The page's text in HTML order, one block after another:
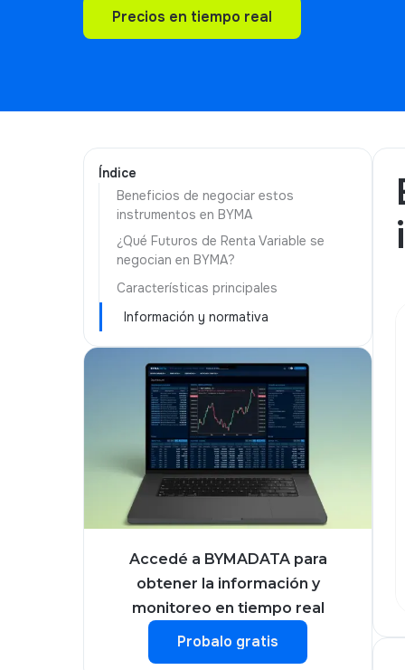
Precios en tiempo real
Índice
Beneficios de negociar estos
instrumentos en BYMA
¿Qué Futuros de Renta Variable se
negocian en BYMA?
Características principales
Información y normativa
Accedé a BYMADATA para
obtener la información y
monitoreo en tiempo real
Probalo gratis